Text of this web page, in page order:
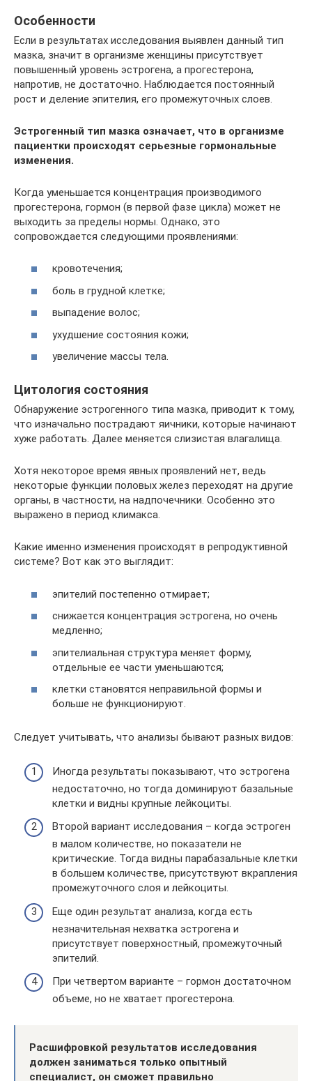
Особенности
Если в результатах исследования выявлен данный тип
мазка, значит в организме женщины присутствует
повышенный уровень эстрогена, а прогестерона,
напротив, не достаточно. Наблюдается постоянный
рост и деление эпителия, его промежуточных слоев.
Эстрогенный тип мазка означает, что в организме
пациентки происходят серьезные гормональные
изменения.
Когда уменьшается концентрация производимого
прогестерона, гормон (в первой фазе цикла) может не
выходить за пределы нормы. Однако, это
сопровождается следующими проявлениями:
кровотечения;
боль в грудной клетке;
выпадение волос;
ухудшение состояния кожи;
увеличение массы тела.
Цитология состояния
Обнаружение эстрогенного типа мазка, приводит к тому,
что изначально пострадают яичники, которые начинают
хуже работать. Далее меняется слизистая влагалища.
Хотя некоторое время явных проявлений нет, ведь
некоторые функции половых желез переходят на другие
органы, в частности, на надпочечники. Особенно это
выражено в период климакса.
Какие именно изменения происходят в репродуктивной
системе? Вот как это выглядит:
эпителий постепенно отмирает;
снижается концентрация эстрогена, но очень
медленно;
эпителиальная структура меняет форму,
отдельные ее части уменьшаются;
клетки становятся неправильной формы и
больше не функционируют.
Следует учитывать, что анализы бывают разных видов:
Иногда результаты показывают, что эстрогена
недостаточно, но тогда доминируют базальные
клетки и видны крупные лейкоциты.
Второй вариант исследования – когда эстроген
в малом количестве, но показатели не
критические. Тогда видны парабазальные клетки
в большем количестве, присутствуют вкрапления
промежуточного слоя и лейкоциты.
Еще один результат анализа, когда есть
незначительная нехватка эстрогена и
присутствует поверхностный, промежуточный
эпителий.
При четвертом варианте – гормон достаточном
объеме, но не хватает прогестерона.
Расшифровкой результатов исследования
должен заниматься только опытный
специалист, он сможет правильно